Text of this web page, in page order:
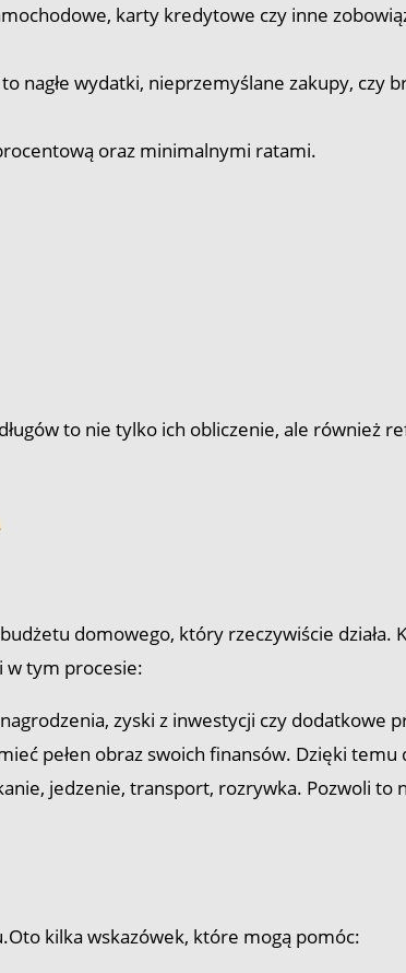
karty kredytowe czy inne
to nagłe wydatki, nieprzemyślane zakupy, czy
oraz minimalnymi ratami.
to nie tylko ich obliczenie, ale również
domowego, który rzeczywiście działa.
w tym procesie:
zyski z inwestycji czy dodatkowe
pełen obraz swoich finansów. Dzięki
jedzenie, transport, rozrywka. Pozwoli to
kilka wskazówek, które mogą pomóc: